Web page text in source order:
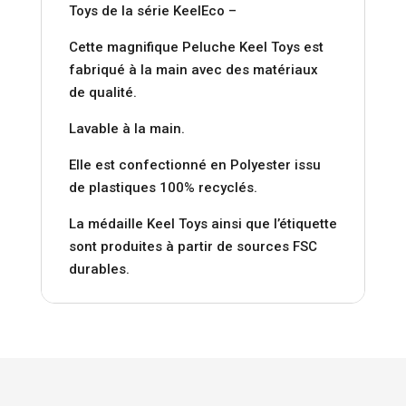
Toys de la série KeelEco –
Cette magnifique Peluche Keel Toys est
fabriqué à la main avec des matériaux
de qualité.
Lavable à la main.
Elle est confectionné en Polyester issu
de plastiques 100% recyclés.
La médaille Keel Toys ainsi que l’étiquette
sont produites à partir de sources FSC
durables.